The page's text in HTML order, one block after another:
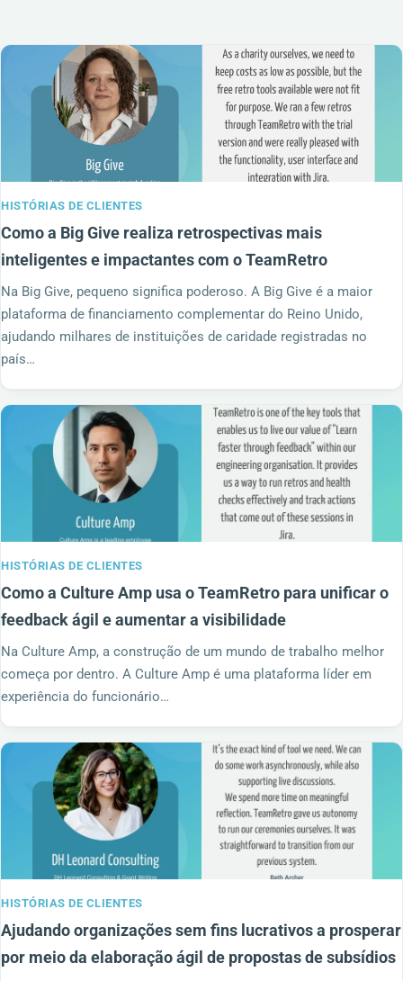
HISTÓRIAS DE CLIENTES
Como a Big Give realiza retrospectivas mais
inteligentes e impactantes com o TeamRetro
Na Big Give, pequeno significa poderoso. A Big Give é a maior
plataforma de financiamento complementar do Reino Unido,
ajudando milhares de instituições de caridade registradas no
país…
HISTÓRIAS DE CLIENTES
Como a Culture Amp usa o TeamRetro para unificar o
feedback ágil e aumentar a visibilidade
Na Culture Amp, a construção de um mundo de trabalho melhor
começa por dentro. A Culture Amp é uma plataforma líder em
experiência do funcionário…
HISTÓRIAS DE CLIENTES
Ajudando organizações sem fins lucrativos a prosperar
por meio da elaboração ágil de propostas de subsídios